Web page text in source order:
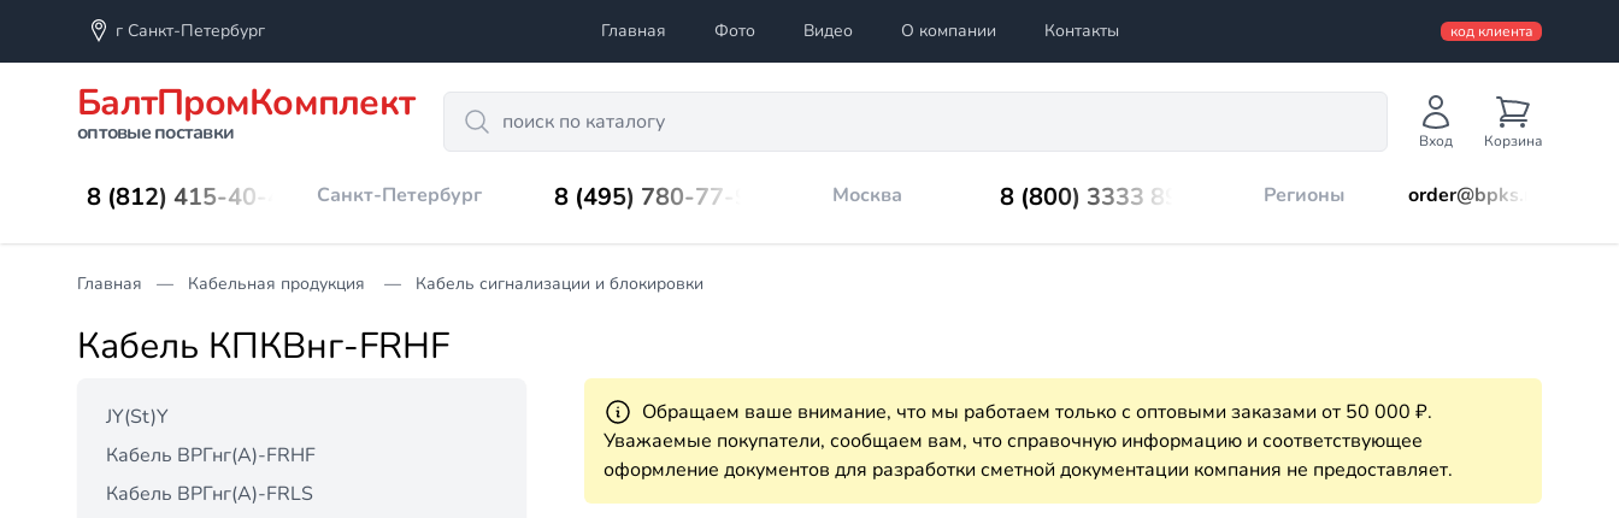
г Санкт-Петербург Главная Фото Видео О компании Контакты код клиента
БалтПромКомплект
оптовые поставки
Search
Вход Корзина
8 (812) 415-40-45 Санкт-Петербург 8 (495) 780-77-98 Москва 8 (800) 3333 899 Регионы order@bpks.ru
Главная Кабельная продукция Кабель сигнализации и блокировки
Кабель КПКВнг-FRНF
JY(St)Y
Кабель ВРГнг(А)-FRHF
Кабель ВРГнг(А)-FRLS
Обращаем ваше внимание, что мы работаем только с оптовыми заказами от 50 000 ₽.
Уважаемые покупатели, сообщаем вам, что справочную информацию и соответствующее
оформление документов для разработки сметной документации компания не предоставляет.